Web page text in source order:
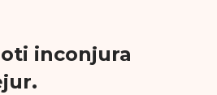
inconjura